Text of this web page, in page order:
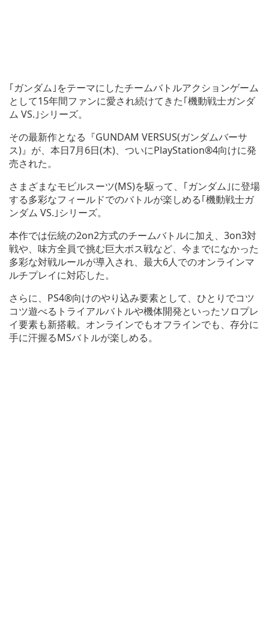
｢ガンダム｣をテーマにしたチームバトルアクションゲーム
として15年間ファンに愛され続けてきた｢機動戦士ガンダ
ム VS.｣シリーズ。
その最新作となる『GUNDAM VERSUS(ガンダムバーサ
ス)』が、本日7月6日(木)、ついにPlayStation®4向けに発
売された。
さまざまなモビルスーツ(MS)を駆って、｢ガンダム｣に登場
する多彩なフィールドでのバトルが楽しめる｢機動戦士ガ
ンダム VS.｣シリーズ。
本作では伝統の2on2方式のチームバトルに加え、3on3対
戦や、味方全員で挑む巨大ボス戦など、今までになかった
多彩な対戦ルールが導入され、最大6人でのオンラインマ
ルチプレイに対応した。
さらに、PS4®向けのやり込み要素として、ひとりでコツ
コツ遊べるトライアルバトルや機体開発といったソロプレ
イ要素も新搭載。オンラインでもオフラインでも、存分に
手に汗握るMSバトルが楽しめる。